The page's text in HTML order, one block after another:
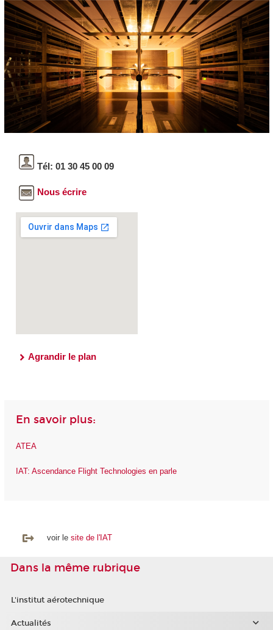
Tél: 01 30 45 00 09
Nous écrire
Agrandir le plan
En savoir plus:
ATEA
IAT: Ascendance Flight Technologies en parle
voir le site de l'IAT
Dans la même rubrique
L'institut aérotechnique
Actualités